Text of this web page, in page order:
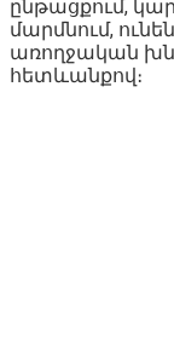
ընթացքում,
մարմնում,
առողջական
հետևանքով։